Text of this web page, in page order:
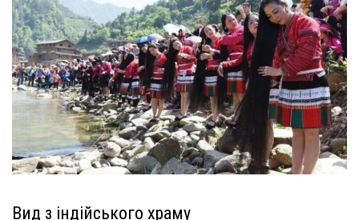
Вид з індійського храму